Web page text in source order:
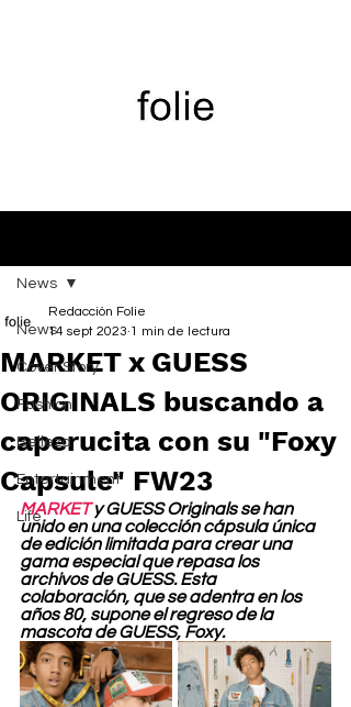
News
Cover Story
Fashion
Belleza
Entertainment
Life
News
MARKET x GUESS
ORIGINALS buscando a
caperucita con su "Foxy
Capsule" FW23
Redacción Folie
14 sept 2023 1 min de lectura
MARKET y GUESS Originals se han
unido en una colección cápsula única
de edición limitada para crear una
gama especial que repasa los
archivos de GUESS. Esta
colaboración, que se adentra en los
años 80, supone el regreso de la
mascota de GUESS, Foxy.